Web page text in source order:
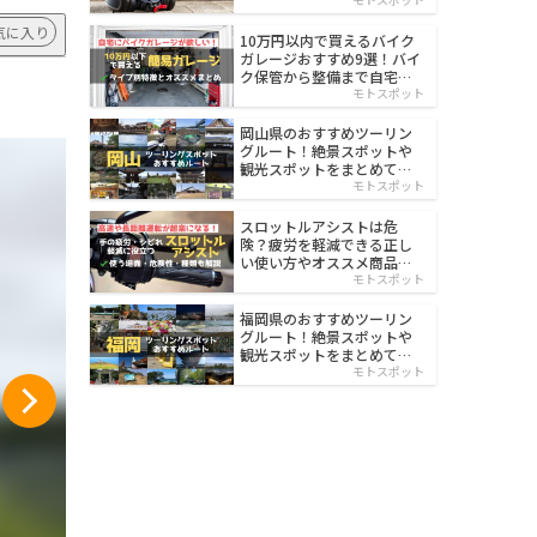
に入り
10万円以内で買えるバイク
ガレージおすすめ9選！バイ
ク保管から整備まで自宅で
モトスポット
岡山県のおすすめツーリン
グルート！絶景スポットや
観光スポットをまとめて紹
モトスポット
スロットルアシストは危
険？疲労を軽減できる正し
い使い方やオススメ商品を
モトスポット
福岡県のおすすめツーリン
グルート！絶景スポットや
観光スポットをまとめて紹
モトスポット